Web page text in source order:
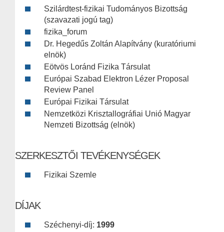
Szilárdtest-fizikai Tudományos Bizottság
(szavazati jogú tag)
fizika_forum
Dr. Hegedűs Zoltán Alapítvány (kuratóriumi
elnök)
Eötvös Loránd Fizika Társulat
Európai Szabad Elektron Lézer Proposal
Review Panel
Európai Fizikai Társulat
Nemzetközi Krisztallográfiai Unió Magyar
Nemzeti Bizottság (elnök)
SZERKESZTŐI TEVÉKENYSÉGEK
Fizikai Szemle
DÍJAK
Széchenyi-díj: 1999